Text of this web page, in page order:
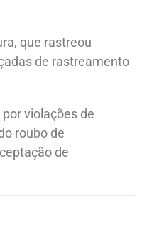
que rastreou
de rastreamento
violações de
roubo de
de